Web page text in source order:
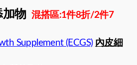
加物混搭區:1件8折/2件7
Supplement (ECGS) 內皮細